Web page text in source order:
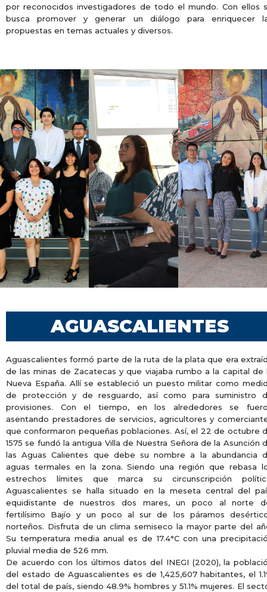
por reconocidos investigadores de todo el mundo. Con ellos
busca promover y generar un diálogo para enriquecer
propuestas en temas actuales y diversos.
AGUASCALIENTES
Aguascalientes formó parte de la ruta de la plata que era
de las minas de Zacatecas y que viajaba rumbo a la capital de
Nueva España. Allí se estableció un puesto militar como
de protección y de resguardo, así como para suministro
provisiones. Con el tiempo, en los alrededores se
asentando prestadores de servicios, agricultores y
que conformaron pequeñas poblaciones. Así, el 22 de octubre
1575 se fundó la antigua Villa de Nuestra Señora de la Asunción
las Aguas Calientes que debe su nombre a la abundancia
aguas termales en la zona. Siendo una región que rebasa
estrechos límites que marca su circunscripción
Aguascalientes se halla situado en la meseta central del
equidistante de nuestros dos mares, un poco al norte
fertilísimo Bajío y un poco al sur de los páramos
norteños. Disfruta de un clima semiseco la mayor parte del
Su temperatura media anual es de 17.4°C con una
pluvial media de 526 mm.
De acuerdo con los últimos datos del INEGI (2020), la
del estado de Aguascalientes es de 1,425,607 habitantes, el
del total de país, siendo 48.9% hombres y 51.1% mujeres. El